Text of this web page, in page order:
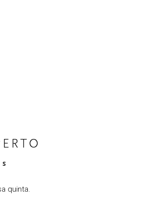
quinta.